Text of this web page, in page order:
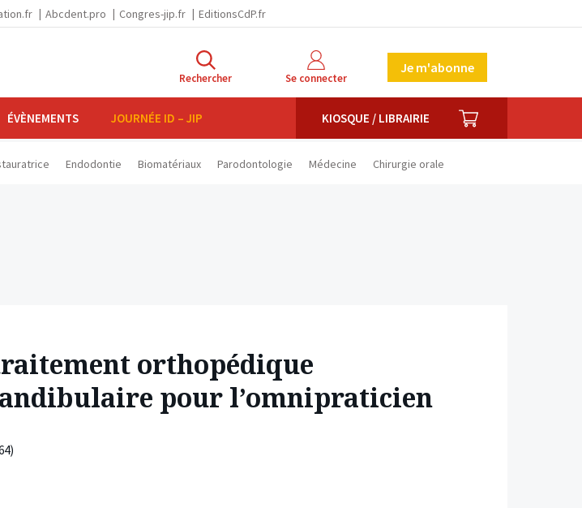
Abcdent.pro Congres-jip.fr EditionsCdP.fr
Rechercher Se connecter
Je m'abonne
ÉVÈNEMENTS JOURNÉE ID – JIP KIOSQUE / LIBRAIRIE PANIER
Endodontie Biomatériaux Parodontologie Médecine Chirurgie orale
orthopédique
pour l’omnipraticien